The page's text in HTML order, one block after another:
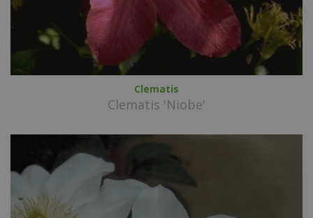
Clematis
Clematis 'Niobe'